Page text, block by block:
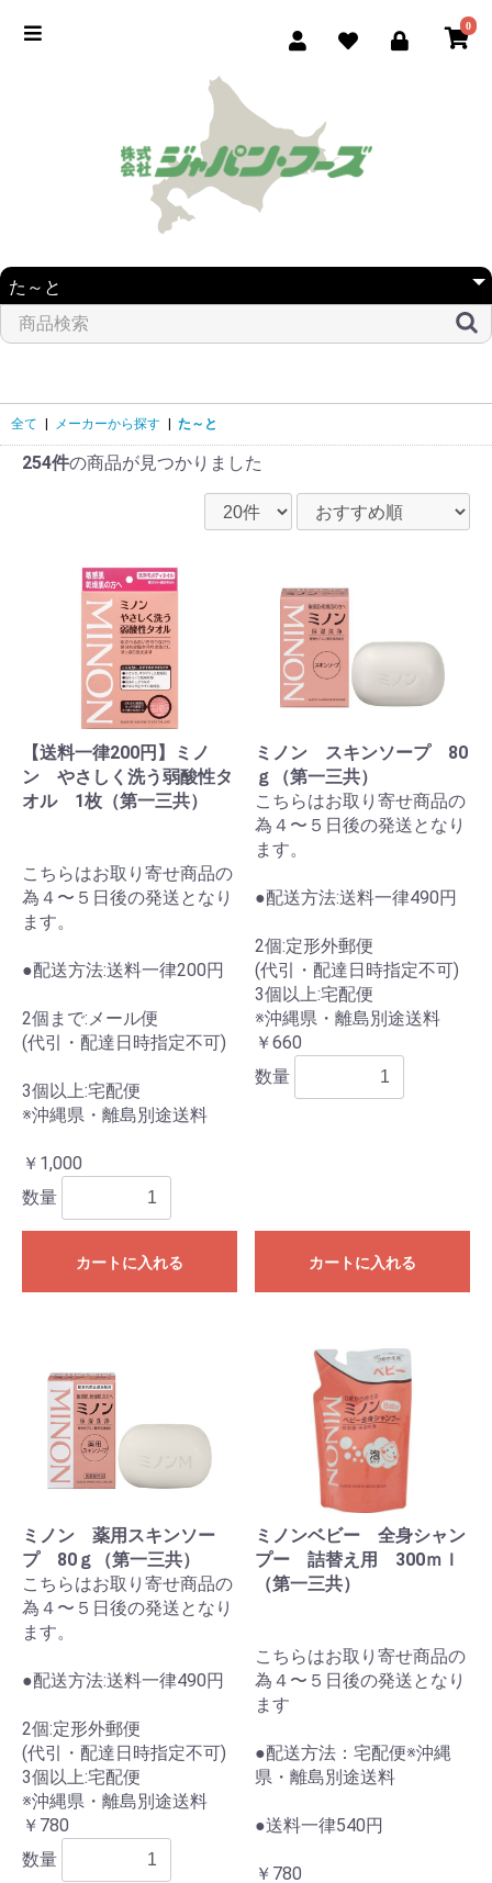
0
全て メーカーから探す た～と
254件の商品が見つかりました
【送料一律200円】ミノ
ン やさしく洗う弱酸性タ
オル 1枚（第一三共）
こちらはお取り寄せ商品の
為４〜５日後の発送となり
ます。
●配送方法:送料一律200円
2個まで:メール便
(代引・配達日時指定不可)
3個以上:宅配便
※沖縄県・離島別途送料
￥1,000
数量
カートに入れる
ミノン スキンソープ 80
ｇ（第一三共）
こちらはお取り寄せ商品の
為４〜５日後の発送となり
ます。
●配送方法:送料一律490円
2個:定形外郵便
(代引・配達日時指定不可)
3個以上:宅配便
※沖縄県・離島別途送料
￥660
数量
カートに入れる
ミノン 薬用スキンソー
プ 80ｇ（第一三共）
こちらはお取り寄せ商品の
為４〜５日後の発送となり
ます。
●配送方法:送料一律490円
2個:定形外郵便
(代引・配達日時指定不可)
3個以上:宅配便
※沖縄県・離島別途送料
￥780
数量
ミノンベビー 全身シャン
プー 詰替え用 300ｍｌ
（第一三共）
こちらはお取り寄せ商品の
為４〜５日後の発送となり
ます
●配送方法：宅配便※沖縄
県・離島別途送料
●送料一律540円
￥780